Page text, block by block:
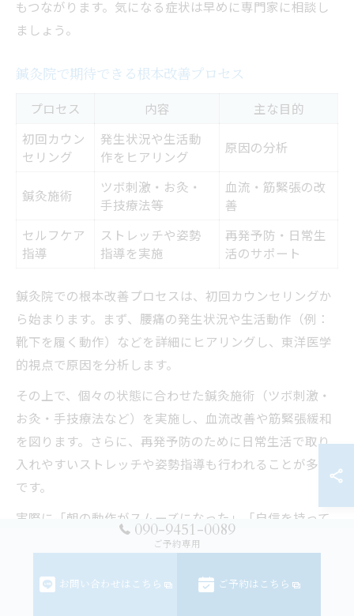
もつながります。気になる症状は早めに専門家に相談し
ましょう。
鍼灸院で期待できる根本改善プロセス
プロセス 内容
主な目的
初回カウン
セリング
発生状況や生活動
作をヒアリング
原因の分析
鍼灸施術
ツボ刺激・お灸・
手技療法等
血流・筋緊張の改
善
セルフケア
指導
ストレッチや姿勢
指導を実施
再発予防・日常生
活のサポート
鍼灸院での根本改善プロセスは、初回カウンセリングか
ら始まります。まず、腰痛の発生状況や生活動作（例：
靴下を履く動作）などを詳細にヒアリングし、東洋医学
的視点で原因を分析します。
その上で、個々の状態に合わせた鍼灸施術（ツボ刺激・
お灸・手技療法など）を実施し、血流改善や筋緊張緩和
を図ります。さらに、再発予防のために日常生活で取り
入れやすいストレッチや姿勢指導も行われることが多い
です。
実際に「朝の動作がスムーズになった」「自信を持って
靴下が履けるようになった」といった利用者の声が寄せ
善サポートが高評価を受けています。
090-9451-0089
ご予約専用
お問い合わせはこちら ご予約はこちら